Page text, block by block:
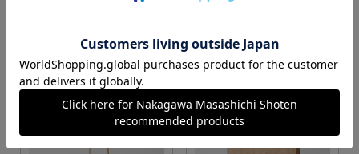
カートに入れる カートに入れる